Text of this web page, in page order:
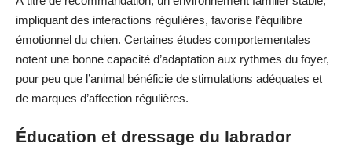
impliquant des interactions régulières, favorise l’équilibre
émotionnel du chien. Certaines études comportementales
notent une bonne capacité d’adaptation aux rythmes du foyer,
pour peu que l’animal bénéficie de stimulations adéquates et
de marques d’affection régulières.
Éducation et dressage du labrador